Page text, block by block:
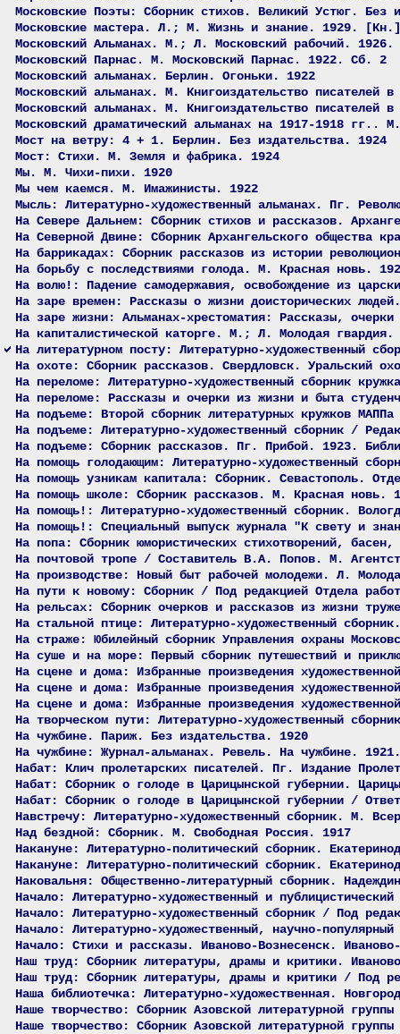
Московские Поэты: Сборник стихов. Великий Устюг. Без
Московские мастера. Л.; М. Жизнь и знание. 1929.
Московский Альманах. М.; Л. Московский рабочий.
Московский Парнас. М. Московский Парнас. 1922. Сб. 2
Московский альманах. Берлин. Огоньки. 1922
Московский альманах. М. Книгоиздательство
Московский альманах. М. Книгоиздательство
Московский драматический альманах на 1917-1918 гг..
Мост на ветру: 4 + 1. Берлин. Без издательства. 1924
Мост: Стихи. М. Земля и фабрика. 1924
Мы. М. Чихи-пихи. 1920
Мы чем каемся. М. Имажинисты. 1922
Мысль: Литературно-художественный альманах. Пг.
На Севере Дальнем: Сборник стихов и рассказов.
На Северной Двине: Сборник Архангельского общества
На баррикадах: Сборник рассказов из истории
На борьбу с последствиями голода. М. Красная новь.
На волю!: Падение самодержавия, освобождение из
На заре времен: Рассказы о жизни доисторических
На заре жизни: Альманах-хрестоматия: Рассказы,
На капиталистической каторге. М.; Л. Молодая
На литературном посту: Литературно-художественный
На охоте: Сборник рассказов. Свердловск. Уральский
На переломе: Литературно-художественный сборник
На переломе: Рассказы и очерки из жизни и быта
На подъеме: Второй сборник литературных кружков
На подъеме: Литературно-художественный сборник /
На подъеме: Сборник рассказов. Пг. Прибой. 1923.
На помощь голодающим: Литературно-художественный
На помощь узникам капитала: Сборник. Севастополь.
На помощь школе: Сборник рассказов. М. Красная новь.
На помощь!: Литературно-художественный сборник.
На помощь!: Специальный выпуск журнала "К свету и
На попа: Сборник юмористических стихотворений,
На почтовой тропе / Составитель В.А. Попов. М.
На производстве: Новый быт рабочей молодежи. Л.
На пути к новому: Сборник / Под редакцией Отдела
На рельсах: Сборник очерков и рассказов из жизни
На стальной птице: Литературно-художественный
На страже: Юбилейный сборник Управления охраны
На суше и на море: Первый сборник путешествий и
На сцене и дома: Избранные произведения
На сцене и дома: Избранные произведения
На сцене и дома: Избранные произведения
На творческом пути: Литературно-художественный
На чужбине. Париж. Без издательства. 1920
На чужбине: Журнал-альманах. Ревель. На чужбине.
Набат: Клич пролетарских писателей. Пг. Издание
Набат: Сборник о голоде в Царицынской губернии.
Набат: Сборник о голоде в Царицынской губернии /
Навстречу: Литературно-художественный сборник. М.
Над бездной: Сборник. М. Свободная Россия. 1917
Накануне: Литературно-политический сборник.
Накануне: Литературно-политический сборник.
Наковальня: Общественно-литературный сборник.
Начало: Литературно-художественный и
Начало: Литературно-художественный сборник / Под
Начало: Литературно-художественный, научно-
Начало: Стихи и рассказы. Иваново-Вознесенск.
Наш труд: Сборник литературы, драмы и критики.
Наш труд: Сборник литературы, драмы и критики / Под
Наша библиотечка: Литературно-художественная.
Наше творчество: Сборник Азовской литературной
Наше творчество: Сборник Азовской литературной